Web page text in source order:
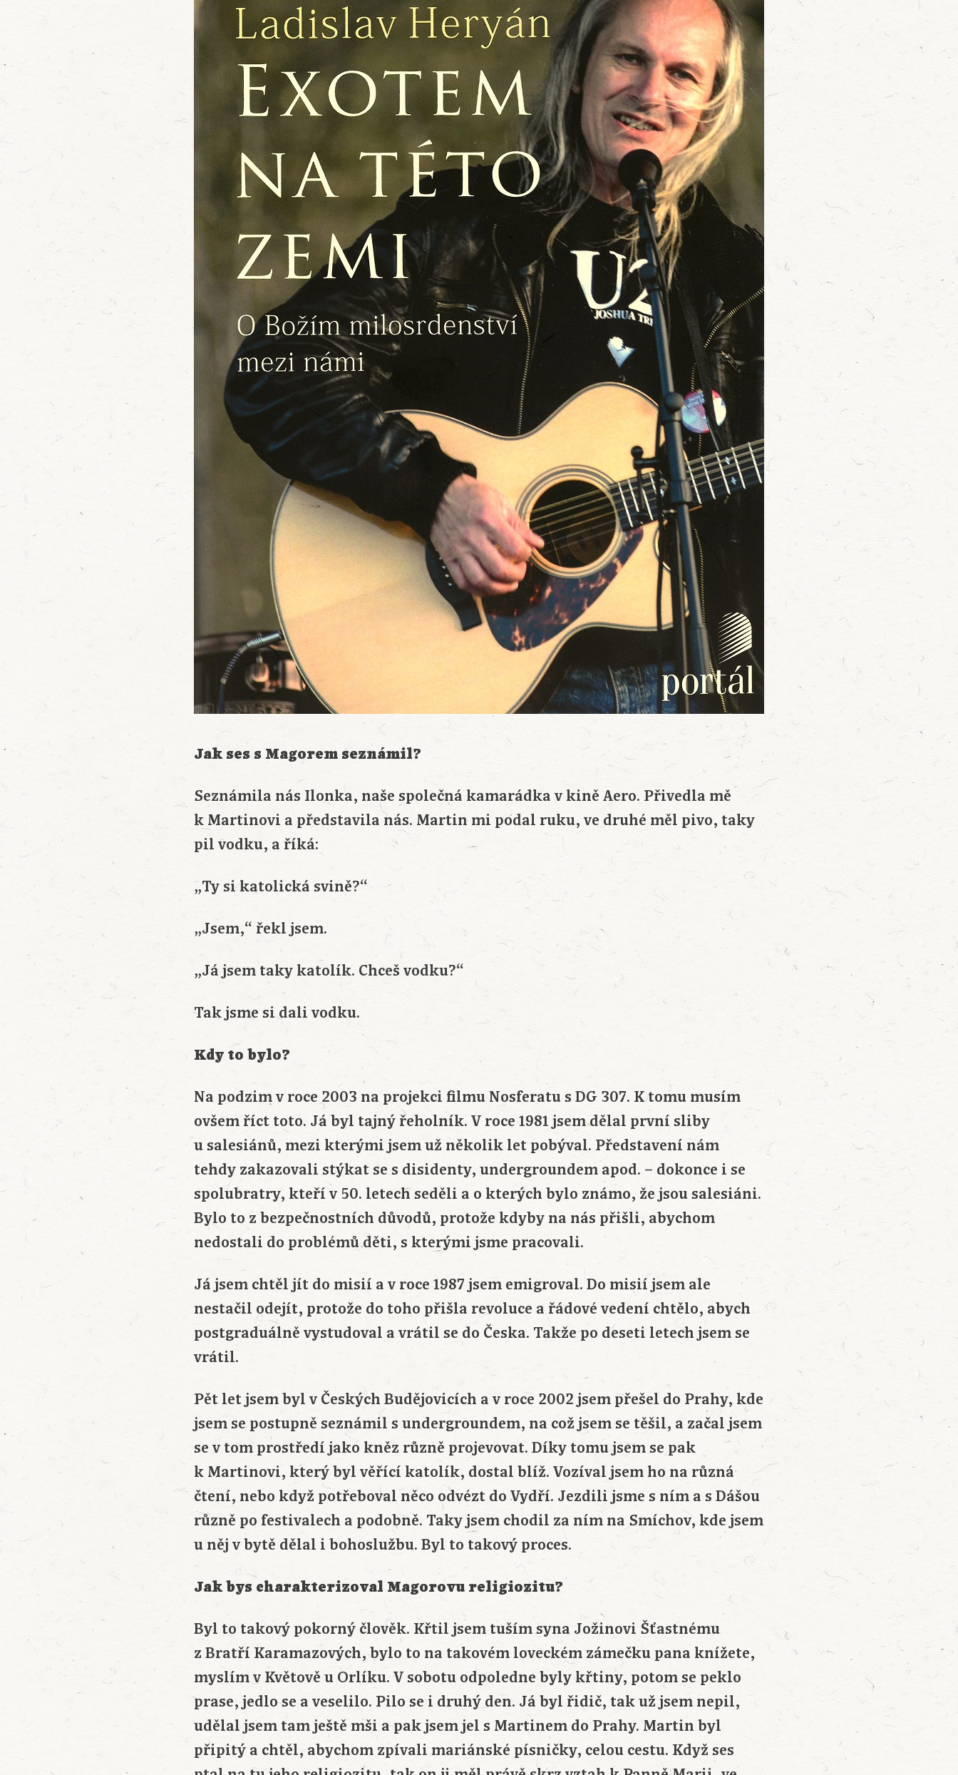
Jak ses s Magorem seznámil?
Seznámila nás Ilonka, naše společná kamarádka v kině Aero. Přivedla mě
k Martinovi a představila nás. Martin mi podal ruku, ve druhé měl pivo, taky
pil vodku, a říká:
„Ty si katolická svině?“
„Jsem,“ řekl jsem.
„Já jsem taky katolík. Chceš vodku?“
Tak jsme si dali vodku.
Kdy to bylo?
Na podzim v roce 2003 na projekci filmu Nosferatu s DG 307. K tomu musím
ovšem říct toto. Já byl tajný řeholník. V roce 1981 jsem dělal první sliby
u salesiánů, mezi kterými jsem už několik let pobýval. Představení nám
tehdy zakazovali stýkat se s disidenty, undergroundem apod. – dokonce i se
spolubratry, kteří v 50. letech seděli a o kterých bylo známo, že jsou salesiáni.
Bylo to z bezpečnostních důvodů, protože kdyby na nás přišli, abychom
nedostali do problémů děti, s kterými jsme pracovali.
Já jsem chtěl jít do misií a v roce 1987 jsem emigroval. Do misií jsem ale
nestačil odejít, protože do toho přišla revoluce a řádové vedení chtělo, abych
postgraduálně vystudoval a vrátil se do Česka. Takže po deseti letech jsem se
vrátil.
Pět let jsem byl v Českých Budějovicích a v roce 2002 jsem přešel do Prahy, kde
jsem se postupně seznámil s undergroundem, na což jsem se těšil, a začal jsem
se v tom prostředí jako kněz různě projevovat. Díky tomu jsem se pak
k Martinovi, který byl věřící katolík, dostal blíž. Vozíval jsem ho na různá
čtení, nebo když potřeboval něco odvézt do Vydří. Jezdili jsme s ním a s Dášou
různě po festivalech a podobně. Taky jsem chodil za ním na Smíchov, kde jsem
u něj v bytě dělal i bohoslužbu. Byl to takový proces.
Jak bys charakterizoval Magorovu religiozitu?
Byl to takový pokorný člověk. Křtil jsem tuším syna Jožinovi Šťastnému
z Bratří Karamazových, bylo to na takovém loveckém zámečku pana knížete,
myslím v Květově u Orlíku. V sobotu odpoledne byly křtiny, potom se peklo
prase, jedlo se a veselilo. Pilo se i druhý den. Já byl řidič, tak už jsem nepil,
udělal jsem tam ještě mši a pak jsem jel s Martinem do Prahy. Martin byl
připitý a chtěl, abychom zpívali mariánské písničky, celou cestu. Když ses